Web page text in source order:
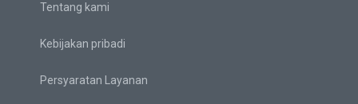
Tentang kami
Kebijakan pribadi
Persyaratan Layanan